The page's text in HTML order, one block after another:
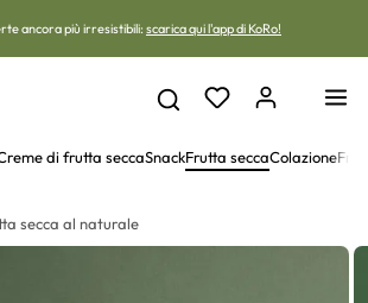
ancora più irresistibili: scarica qui l'app di KoRo!
di frutta seccaSnackFrutta seccaColazione
secca al naturale